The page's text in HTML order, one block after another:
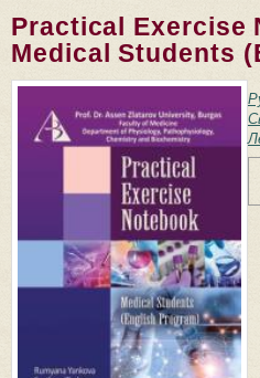
Practical Exercise
Medical Students